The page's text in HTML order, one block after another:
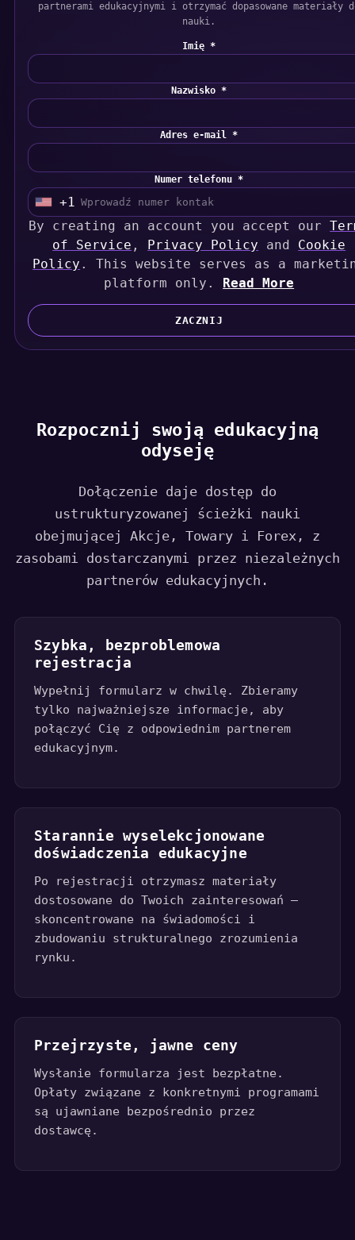
partnerami edukacyjnymi i otrzymać dopasowane materiały
nauki.
Imię *
Nazwisko *
Adres e-mail *
Numer telefonu *
U
n
t
d
t
+
+1
By creating an account you accept our
of Service , Privacy Policy and Cookie
Policy . This website serves as a
platform only.
Read More
ZACZNIJ
Rozpocznij swoją edukacyjną
odyseję
Dołączenie daje dostęp do
ustrukturyzowanej ścieżki nauki
obejmującej Akcje, Towary i Forex, z
zasobami dostarczanymi przez niezależnych
partnerów edukacyjnych.
Szybka, bezproblemowa
rejestracja
Wypełnij formularz w chwilę. Zbieramy
tylko najważniejsze informacje, aby
połączyć Cię z odpowiednim partnerem
edukacyjnym.
Starannie wyselekcjonowane
doświadczenia edukacyjne
Po rejestracji otrzymasz materiały
dostosowane do Twoich zainteresowań —
skoncentrowane na świadomości i
zbudowaniu strukturalnego zrozumienia
rynku.
Przejrzyste, jawne ceny
Wysłanie formularza jest bezpłatne.
Opłaty związane z konkretnymi programami
są ujawniane bezpośrednio przez
dostawcę.